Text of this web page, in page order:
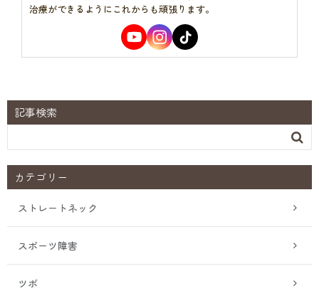
治療ができるようにこれからも頑張ります。
記事検索

カテゴリー
ストレートネック
スポーツ障害
ツボ